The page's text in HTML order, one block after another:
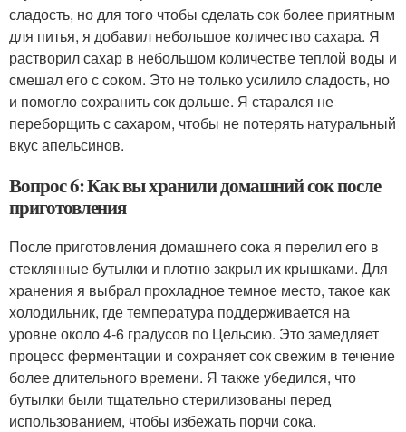
сладость, но для того чтобы сделать сок более приятным
для питья, я добавил небольшое количество сахара. Я
растворил сахар в небольшом количестве теплой воды и
смешал его с соком. Это не только усилило сладость, но
и помогло сохранить сок дольше. Я старался не
переборщить с сахаром, чтобы не потерять натуральный
вкус апельсинов.
Вопрос 6: Как вы хранили домашний сок после
приготовления
После приготовления домашнего сока я перелил его в
стеклянные бутылки и плотно закрыл их крышками. Для
хранения я выбрал прохладное темное место, такое как
холодильник, где температура поддерживается на
уровне около 4-6 градусов по Цельсию. Это замедляет
процесс ферментации и сохраняет сок свежим в течение
более длительного времени. Я также убедился, что
бутылки были тщательно стерилизованы перед
использованием, чтобы избежать порчи сока.